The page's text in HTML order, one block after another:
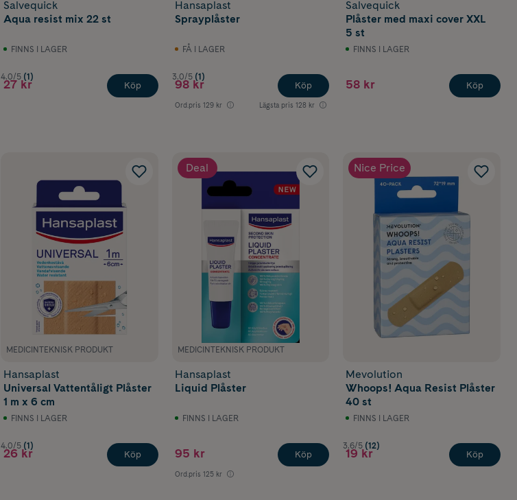
Salvequick
Aqua resist mix 22 st
FINNS I LAGER
4.0/5 (1)
27 kr Köp
Hansaplast
Sprayplåster
FÅ I LAGER
3.0/5 (1)
98 kr
Ord.pris 129 kr Lägsta pris 128 kr
Köp
Salvequick
Plåster med maxi cover XXL
5 st
FINNS I LAGER
58 kr Köp
MEDICINTEKNISK PRODUKT
Hansaplast
Universal Vattentåligt Plåster
1 m x 6 cm
FINNS I LAGER
4.0/5 (1)
26 kr Köp
Deal
MEDICINTEKNISK PRODUKT
Hansaplast
Liquid Plåster
FINNS I LAGER
95 kr
Ord.pris 125 kr
Köp
Nice Price
Mevolution
Whoops! Aqua Resist Plåster
40 st
FINNS I LAGER
3.6/5 (12)
19 kr Köp